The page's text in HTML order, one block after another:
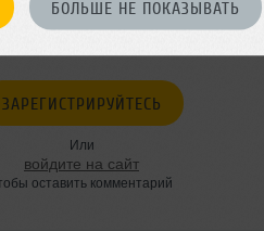
БОЛЬШЕ НЕ ПОКАЗЫВАТЬ
ЗАРЕГИСТРИРУЙТЕСЬ
Или
войдите на сайт
оставить комментарий